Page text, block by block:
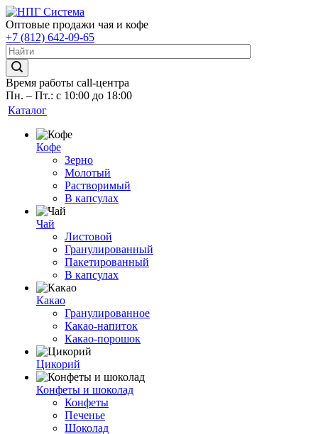
Оптовые продажи чая и кофе
+7 (812) 642-09-65
Время работы call-центра
Пн. – Пт.: с 10:00 до 18:00
Каталог
Кофе
Зерно
Молотый
Растворимый
В капсулах
Чай
Листовой
Гранулированный
Пакетированный
В капсулах
Какао
Гранулированное
Какао-напиток
Какао-порошок
Цикорий
Конфеты и шоколад
Конфеты
Печенье
Шоколад